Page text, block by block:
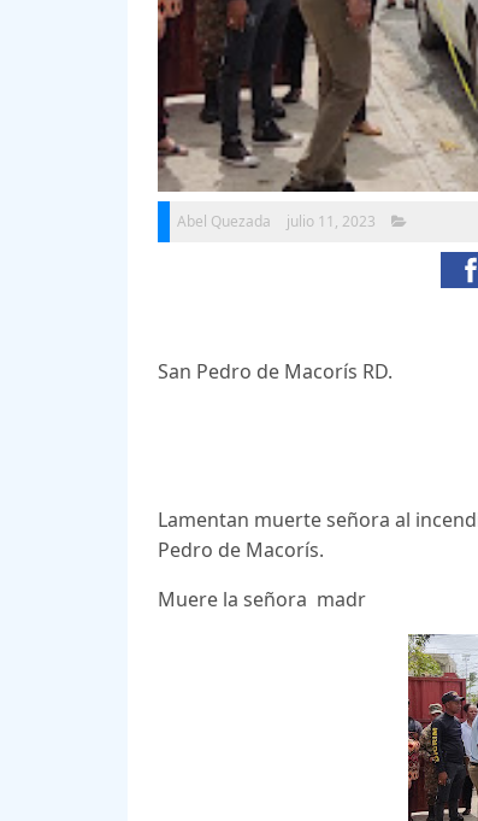
Abel Quezada julio 11, 2023
San Pedro de Macorís RD.
Lamentan muerte señora al
Pedro de Macorís.
Muere la señora madr